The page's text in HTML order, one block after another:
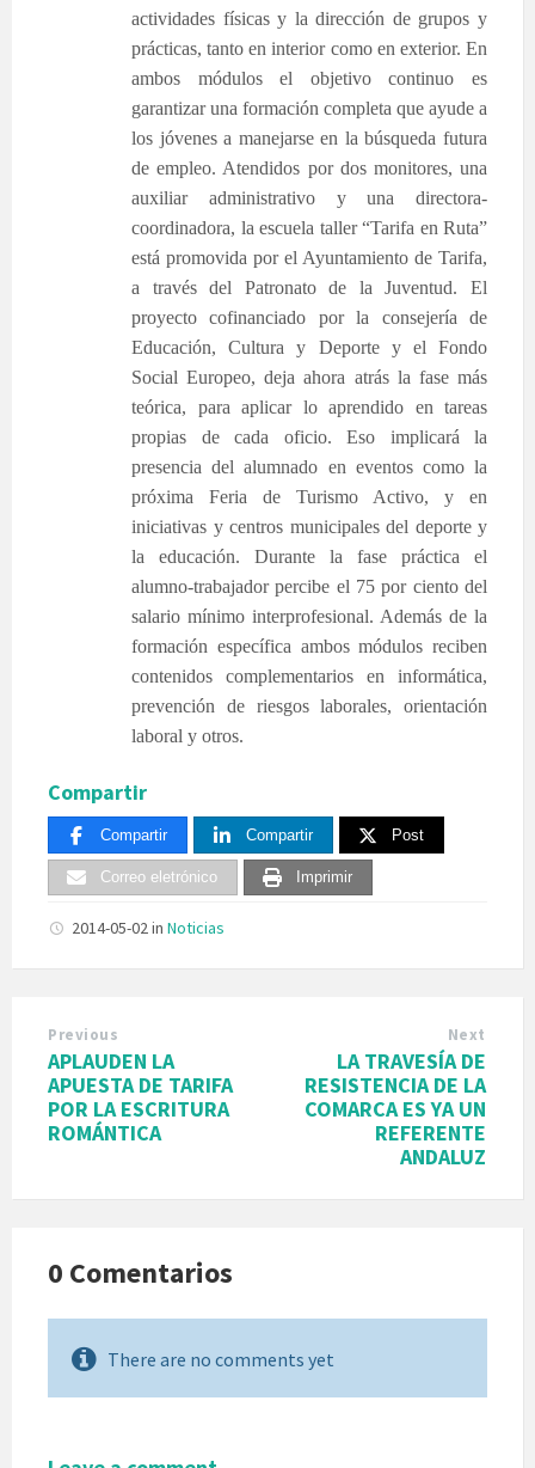
actividades físicas y la dirección de grupos y
prácticas, tanto en interior como en exterior. En
ambos módulos el objetivo continuo es
garantizar una formación completa que ayude a
los jóvenes a manejarse en la búsqueda futura
de empleo. Atendidos por dos monitores, una
auxiliar administrativo y una directora-
coordinadora, la escuela taller “Tarifa en Ruta”
está promovida por el Ayuntamiento de Tarifa,
a través del Patronato de la Juventud. El
proyecto cofinanciado por la consejería de
Educación, Cultura y Deporte y el Fondo
Social Europeo, deja ahora atrás la fase más
teórica, para aplicar lo aprendido en tareas
propias de cada oficio. Eso implicará la
presencia del alumnado en eventos como la
próxima Feria de Turismo Activo, y en
iniciativas y centros municipales del deporte y
la educación. Durante la fase práctica el
alumno-trabajador percibe el 75 por ciento del
salario mínimo interprofesional. Además de la
formación específica ambos módulos reciben
contenidos complementarios en informática,
prevención de riesgos laborales, orientación
laboral y otros.
Compartir
Compartir Compartir Post
Correo eletrónico Imprimir
2014-05-02in Noticias
Previous
APLAUDEN LA
APUESTA DE TARIFA
POR LA ESCRITURA
ROMÁNTICA
Next
LA TRAVESÍA DE
RESISTENCIA DE LA
COMARCA ES YA UN
REFERENTE
ANDALUZ
0 Comentarios
There are no comments yet